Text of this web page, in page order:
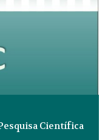
Científica